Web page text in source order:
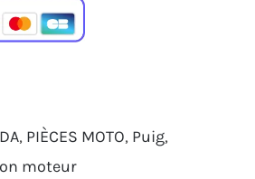
PIÈCES MOTO Puig
moteur